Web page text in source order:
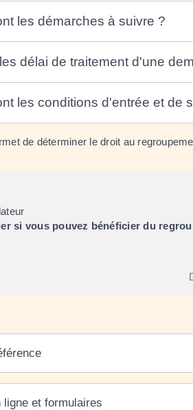
les démarches à suivre ?
délai de traitement d'une
les conditions d'entrée et de
de déterminer le droit au
si vous pouvez bénéficier du
ligne et formulaires